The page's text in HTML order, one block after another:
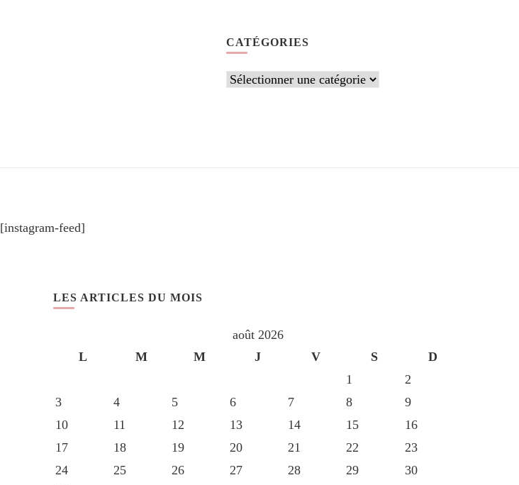
CATÉGORIES
Catégories
[instagram-feed]
LES ARTICLES DU MOIS
août 2026
L
M M J V S
D
1
2
3
4 5 6 7 8
9
10
11 12 13 14 15
16
17
18 19 20 21 22
23
24
25 26 27 28 29
30